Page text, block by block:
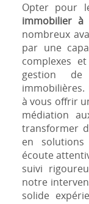
Opter pour
immobilier à
nombreux
par une
complexes
gestion
à vous offrir
médiation
transformer
en
écoute
suivi
notre
solide